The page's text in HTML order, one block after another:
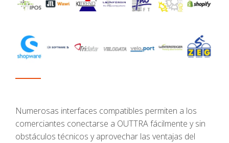
Numerosas interfaces compatibles permiten a los
comerciantes conectarse a OUTTRA fácilmente y sin
obstáculos técnicos y aprovechar las ventajas del